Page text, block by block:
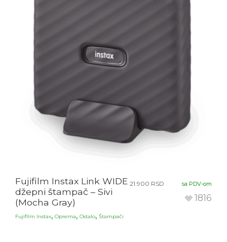
Fujifilm Instax Link WIDE
džepni štampač – Sivi
(Mocha Gray)
Fujifilm Instax, Oprema, Ostalo, Štampači
21.900 RSD sa PDV-om
1816